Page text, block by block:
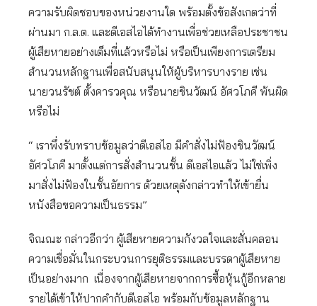
ความรับผิดชอบของหน่วยงานใด พร้อมตั้งข้อสังเกตว่าที่
ผ่านมา ก.ล.ต. และดีเอสไอได้ทำงานเพื่อช่วยเหลือประชาชน
ผู้เสียหายอย่างเต็มที่แล้วหรือไม่ หรือเป็นเพียงการเตรียม
สำนวนหลักฐานเพื่อสนับสนุนให้ผู้บริหารบางราย เช่น
นายวนรัชต์ ตั้งคารวคุณ หรือนายชินวัฒน์ อัศวโภคี พ้นผิด
หรือไม่
“ เราพึ่งรับทราบข้อมูลว่าดีเอสไอ มีคําสั่งไม่ฟ้องชินวัฒน์
อัศวโภคี มาตั้งแต่การสั่งสํานวนชั้น ดีเอสไอแล้ว ไม่ใช่เพิ่ง
มาสั่งไม่ฟ้องในชั้นอัยการ ด้วยเหตุดังกล่าวทําให้เข้ายื่น
หนังสือขอความเป็นธรรม”
จิณณะ กล่าวอีกว่า ผู้เสียหายความกังวลใจและสั่นคลอน
ความเชื่อมั่นในกระบวนการยุติธรรมและบรรดาผู้เสียหาย
เป็นอย่างมาก เนื่องจากผู้เสียหายจากการซื้อหุ้นกู้อีกหลาย
รายได้เข้าให้ปากคํากับดีเอสไอ พร้อมกับข้อมูลหลักฐาน